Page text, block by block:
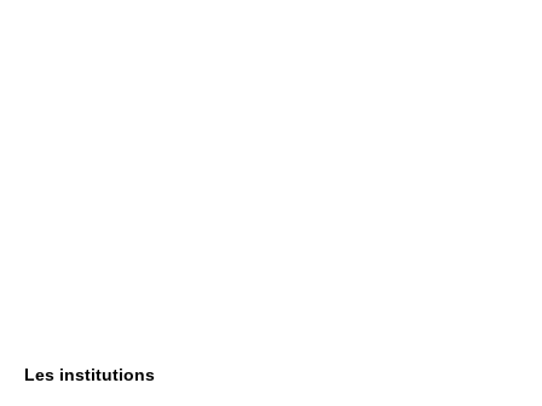
Les institutions